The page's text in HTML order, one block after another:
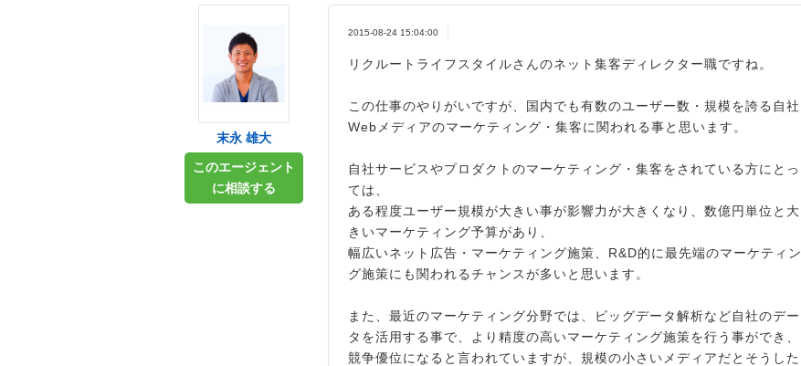
2015-08-24 15:04:00
リクルートライフスタイルさんのネット集客ディレクター職ですね。
この仕事のやりがいですが、国内でも有数のユーザー数・規模を誇る自社
Webメディアのマーケティング・集客に関われる事と思います。
自社サービスやプロダクトのマーケティング・集客をされている方にとっ
ては、
ある程度ユーザー規模が大きい事が影響力が大きくなり、数億円単位と大
きいマーケティング予算があり、
幅広いネット広告・マーケティング施策、R&D的に最先端のマーケティン
グ施策にも関われるチャンスが多いと思います。
また、最近のマーケティング分野では、ビッグデータ解析など自社のデー
タを活用する事で、より精度の高いマーケティング施策を行う事ができ、
競争優位になると言われていますが、規模の小さいメディアだとそうした
末永 雄大
このエージェント
に相談する